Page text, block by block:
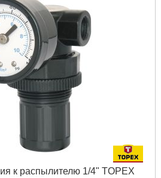
мм
к распылителю 1/4" TOPEX